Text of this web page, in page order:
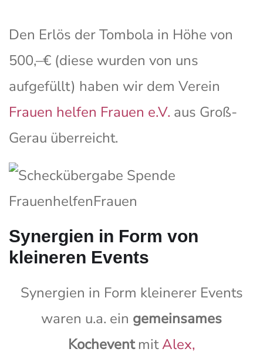
Den Erlös der Tombola in Höhe von
500,–€ (diese wurden von uns
aufgefüllt) haben wir dem Verein
Frauen helfen Frauen e.V. aus Groß-
Gerau überreicht.
Synergien in Form von
kleineren Events
Synergien in Form kleinerer Events
waren u.a. ein gemeinsames
KocheventmitAlex,